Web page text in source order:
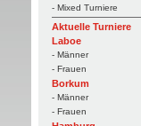
- Mixed Turniere
Aktuelle Turniere
Laboe
- Männer
- Frauen
Borkum
- Männer
- Frauen